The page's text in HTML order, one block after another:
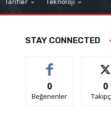
Tarifler Teknoloji
STAY CONNECTED
0
Beğenenler
0